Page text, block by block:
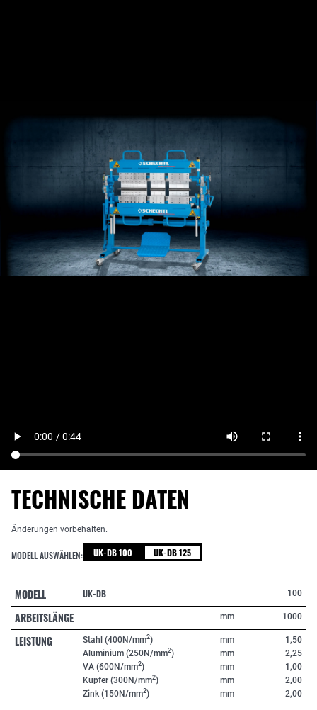
TECHNISCHE DATEN
Änderungen vorbehalten.
MODELL AUSWÄHLEN: UK-DB 100 UK-DB 125
MODELL UK-DB 100
ARBEITSLÄNGE mm 1000
LEISTUNG Stahl (400N/mm2)
Aluminium (250N/mm2)
VA (600N/mm2)
Kupfer (300N/mm2)
Zink (150N/mm2)
mm
mm
mm
mm
mm
1,50
2,25
1,00
2,00
2,00